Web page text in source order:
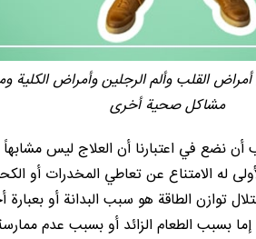
القلب وألم الرجلين وأمراض الكلية
مشاكل صحية أخرى
نضع في اعتبارنا أن العلاج ليس
له الامتناع عن تعاطي المخدرات أو
توازن الطاقة هو سبب البدانة أو
بسبب الطعام الزائد أو بسبب عدم